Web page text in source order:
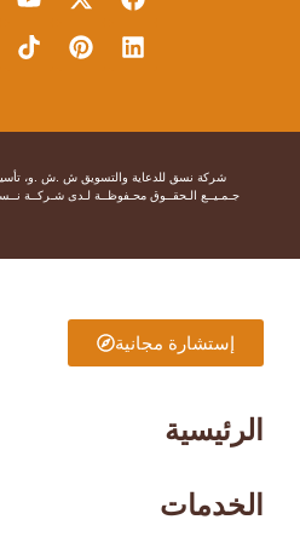
شركة نسق للدعاية والتسويق ش .ش .و، تأسيس 2014، سجل تجاري
جـمـيــع الـحقــوق محـفوظــة لـدى شـركــة
إستشارة مجانية
الرئيسية
الخدمات